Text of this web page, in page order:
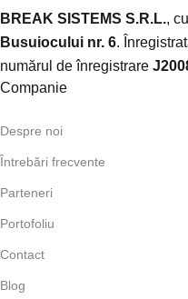
BREAK SISTEMS S.R.L. ,
Busuiocului nr. 6 .
numărul de înregistrare
Companie
Despre noi
Întrebări frecvente
Parteneri
Portofoliu
Contact
Blog